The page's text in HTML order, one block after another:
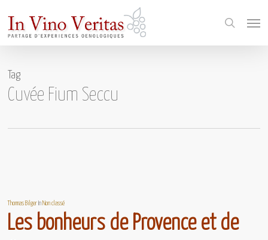
main
search
Tag
Cuvée Fium Seccu
Thomas Bilger InNon classé
Les bonheurs de Provence et de